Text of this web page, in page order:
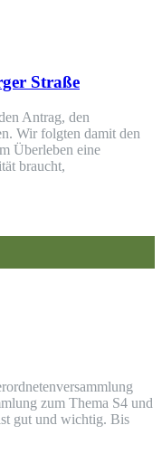
Straße
Antrag, den
Wir folgten damit den
Überleben eine
braucht,
zum Thema S4 und
gut und wichtig. Bis